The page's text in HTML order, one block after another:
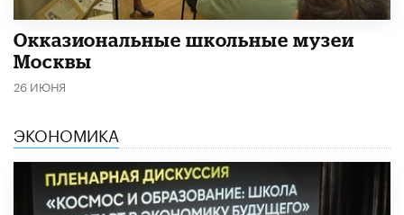
​Окказиональные школьные музеи
Москвы
26 ИЮНЯ
ЭКОНОМИКА